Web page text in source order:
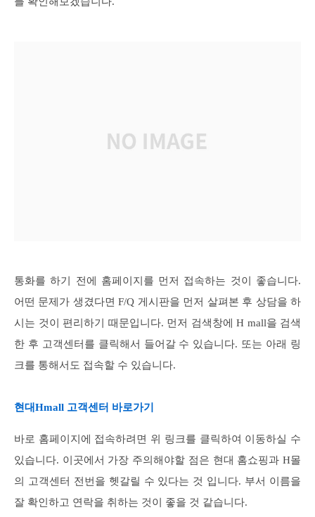
통화를 하기 전에 홈페이지를 먼저 접속하는 것이 좋습니다.
어떤 문제가 생겼다면 F/Q 게시판을 먼저 살펴본 후 상담을 하
시는 것이 편리하기 때문입니다. 먼저 검색창에 H mall을 검색
한 후 고객센터를 클릭해서 들어갈 수 있습니다. 또는 아래 링
크를 통해서도 접속할 수 있습니다.
현대Hmall 고객센터 바로가기
바로 홈페이지에 접속하려면 위 링크를 클릭하여 이동하실 수
있습니다. 이곳에서 가장 주의해야할 점은 현대 홈쇼핑과 H몰
의 고객센터 전번을 헷갈릴 수 있다는 것 입니다. 부서 이름을
잘 확인하고 연락을 취하는 것이 좋을 것 같습니다.